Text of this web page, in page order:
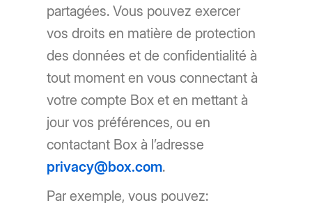
partagées. Vous pouvez exercer
vos droits en matière de protection
des données et de confidentialité à
tout moment en vous connectant à
votre compte Box et en mettant à
jour vos préférences, ou en
contactant Box à l’adresse
privacy@box.com.
Par exemple, vous pouvez: